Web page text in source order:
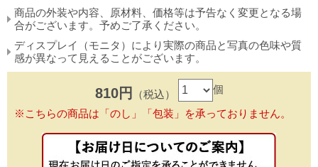
商品の外装や内容、原材料、価格等は予告なく変更となる場
合がございます。予めご了承ください。
ディスプレイ（モニタ）により実際の商品と写真の色味や質
感が異なって見えることがございます。
810円 （税込） 個
※こちらの商品は「のし」「包装」を承っておりません。